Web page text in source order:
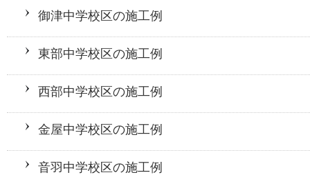
御津中学校区の施工例
東部中学校区の施工例
西部中学校区の施工例
金屋中学校区の施工例
音羽中学校区の施工例